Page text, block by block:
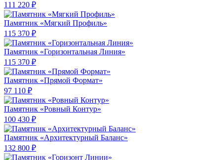
111 220 ₽
Памятник «Мягкий Профиль»
115 370 ₽
Памятник «Горизонтальная Линия»
115 370 ₽
Памятник «Прямой Формат»
97 110 ₽
Памятник «Ровный Контур»
100 430 ₽
Памятник «Архитектурный Баланс»
132 800 ₽